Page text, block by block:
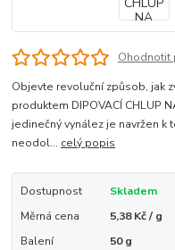
Ohodnotit
Objevte revoluční způsob, jak
produktem DIPOVACÍ CHLUP
jedinečný vynález je navržen k
neodol... celý popis
Dostupnost
Skladem
Měrná cena
5,38 Kč / g
Balení
50 g